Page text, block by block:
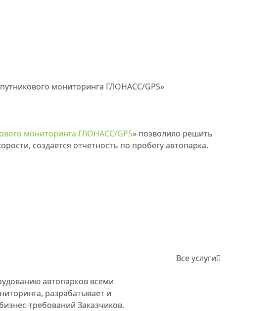
мониторинга ГЛОНАСС/GPS»
мониторинга ГЛОНАСС/GPS» позволило решить
создается отчетность по пробегу автопарка.
Все услуги
автопарков всеми
разрабатывает и
требований Заказчиков.